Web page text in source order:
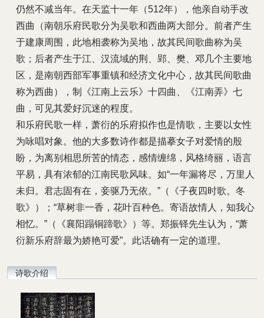
仍然不减当年。在天监十一年（512年），他亲自动手改
西曲（南朝乐府民歌分为吴歌和西曲两大部分。前者产生
于建康周围，此地相袭称为吴地，故其民间歌曲称为吴
歌；后者产生于江、汉流域的荆、郢、樊、邓几个主要地
区，是南朝西部军事重镇和经济文化中心，故其民间歌曲
称为西曲），制《江南上云乐》十四曲、《江南弄》七
曲，可见其爱好沉迷的程度。
和乐府民歌一样，萧衍的乐府拟作也是情歌，主要以女性
为咏唱对象。他的大多数诗作都是描摹女子对爱情的殷
盼，为离别相思所苦的情态，感情缠绵，风格绮丽，语言
平易，具有浓郁的江南民歌风味。如“一年漏将尽，万里人
未归。君志固有在，妾驱乃无依。”（《子夜四时歌。冬
歌》）；“草树非一香，花叶百种色。寄语故情人，知我心
相忆。”（《襄阳蹋铜蹄歌》）等。郑振铎先生认为，“萧
衍新乐府辞最为娇艳可爱”。此话确有一定的道理。
诗歌介绍